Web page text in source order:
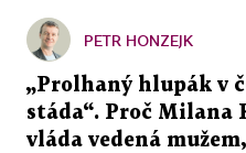
PETR HONZEJK
„Prolhaný hlupák v
stáda“. Proč Milana
vláda vedená